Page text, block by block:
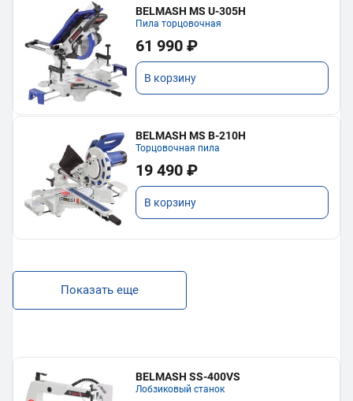
BELMASH MS U-305H
Пила торцовочная
61 990 ₽
В корзину
BELMASH MS B-210H
Торцовочная пила
19 490 ₽
В корзину
Показать еще
BELMASH SS-400VS
Лобзиковый станок